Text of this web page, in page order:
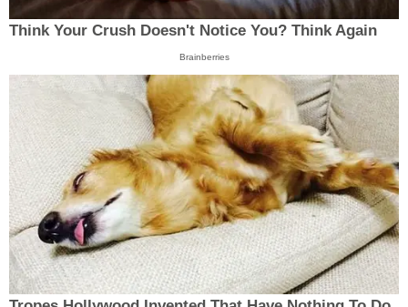
Think Your Crush Doesn't Notice You? Think Again
Brainberries